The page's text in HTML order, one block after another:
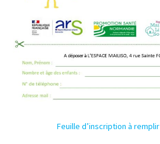
Feuille d’inscription à remplir